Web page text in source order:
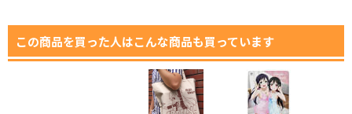
この商品を買った人はこんな商品も買っています